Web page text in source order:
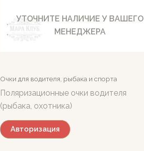
УТОЧНИТЕ НАЛИЧИЕ У ВАШЕГО
МЕНЕДЖЕРА
Очки для водителя, рыбака и спорта
Поляризационные очки водителя
(рыбака, охотника)
Авторизация